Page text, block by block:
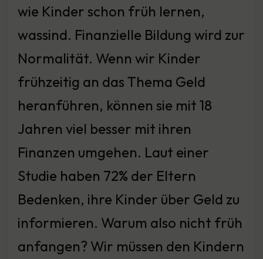
wie Kinder schon früh lernen,
wassind. Finanzielle Bildung wird zur
Normalität. Wenn wir Kinder
frühzeitig an das Thema Geld
heranführen, können sie mit 18
Jahren viel besser mit ihren
Finanzen umgehen. Laut einer
Studie haben 72% der Eltern
Bedenken, ihre Kinder über Geld zu
informieren. Warum also nicht früh
anfangen? Wir müssen den Kindern